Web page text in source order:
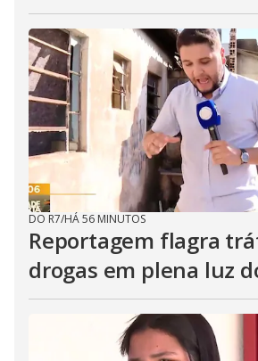
DO R7/HÁ 56 MINUTOS
Reportagem flagra
drogas em plena luz